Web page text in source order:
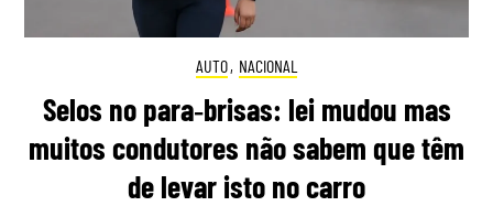
AUTO, NACIONAL
Selos no para‑brisas: lei mudou mas
muitos condutores não sabem que têm
de levar isto no carro